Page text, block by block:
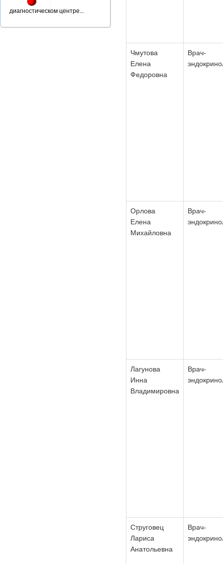
диагностическом центре...
Чмутова
Елена
Федоровна
Врач-
Орлова
Елена
Михайловна
Врач-
Лагунова
Инна
Владимировна
Врач-
Струговец
Лариса
Анатольевна
Врач-